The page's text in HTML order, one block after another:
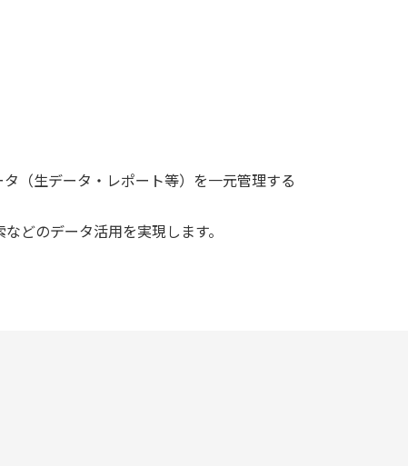
（生データ・レポート等）を一元管理する
どのデータ活用を実現します。